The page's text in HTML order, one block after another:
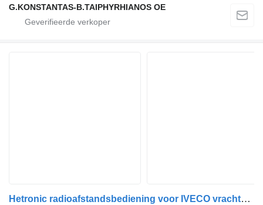
G.KONSTANTAS-B.TAIPHYRHIANOS OE
Hetronic radioafstandsbediening voor IVECO vrachtwagen